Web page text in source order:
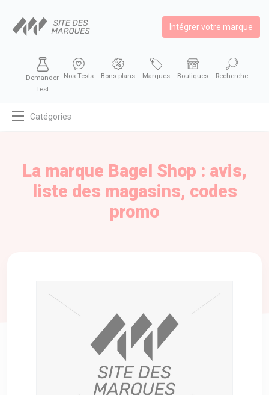
Intégrer votre marque
Demander
Test
Nos Tests Bons plans Marques Boutiques Recherche
Catégories
BIEN MANGER
BIO & ENVIRONNEMENT
La marque Bagel Shop : avis,
liste des magasins, codes
promo